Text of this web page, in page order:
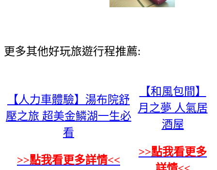
更多其他好玩旅遊行程推薦:
【人力車體驗】湯布院舒
壓之旅 超美金鱗湖一生必
看
>>點我看更多詳情<<
【和風包間】
月之夢 人氣居
酒屋
>>點我看更多